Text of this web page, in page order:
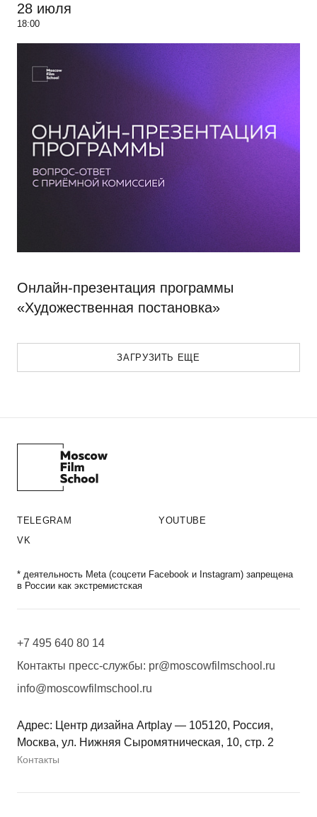
28 июля
18:00
Онлайн-презентация программы
«Художественная постановка»
ЗАГРУЗИТЬ ЕЩЕ
TELEGRAM
YOUTUBE
VK
* деятельность Meta (соцсети Facebook и Instagram) запрещена
в России как экстремистская
+7 495 640 80 14
Контакты пресс-службы: pr@moscowfilmschool.ru
info@moscowfilmschool.ru
Адрес: Центр дизайна Artplay — 105120, Россия,
Москва, ул. Нижняя Сыромятническая, 10, стр. 2
Контакты